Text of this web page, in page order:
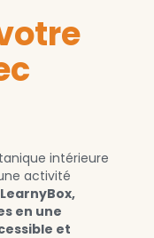
intérieure
activité
en une
et